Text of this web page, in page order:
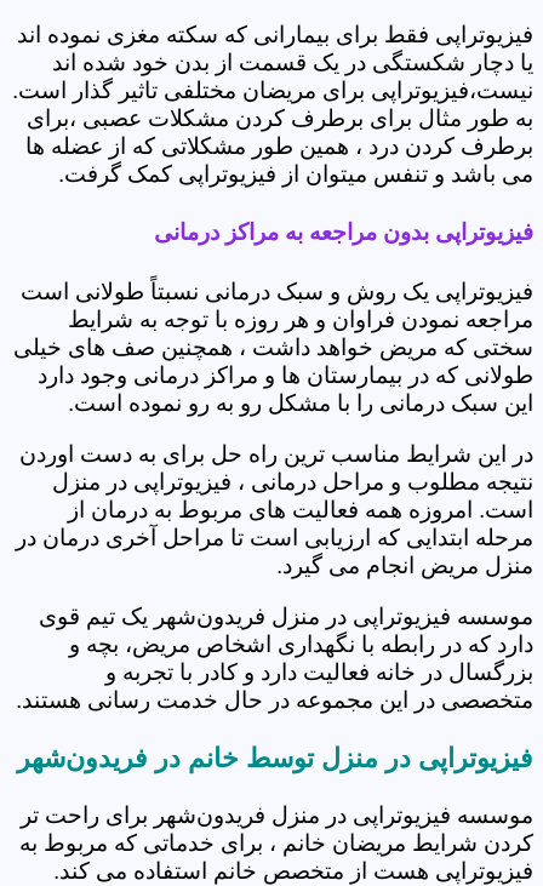
فیزیوتراپی فقط برای بیمارانی که سکته مغزی نموده اند
یا دچار شکستگی در یک قسمت از بدن خود شده اند
نیست،فیزیوتراپی برای مریضان مختلفی تاثیر گذار است.
به طور مثال برای برطرف کردن مشکلات عصبی ،برای
برطرف کردن درد ، همین طور مشکلاتی که از عضله ها
می باشد و تنفس میتوان از فیزیوتراپی کمک گرفت.
فیزیوتراپی بدون مراجعه به مراکز درمانی
فیزیوتراپی یک روش و سبک درمانی نسبتاً طولانی است
مراجعه نمودن فراوان و هر روزه با توجه به شرایط
سختی که مریض خواهد داشت ، همچنین صف های خیلی
طولانی که در بیمارستان ها و مراکز درمانی وجود دارد
این سبک درمانی را با مشکل رو به رو نموده است.
در این شرایط مناسب ترین راه حل برای به دست اوردن
نتیجه مطلوب و مراحل درمانی ، فیزیوتراپی در منزل
است. امروزه همه فعالیت های مربوط به درمان از
مرحله ابتدایی که ارزیابی است تا مراحل آخری درمان در
منزل مریض انجام می گیرد.
موسسه فیزیوتراپی در منزل فریدون‌شهر یک تیم قوی
دارد که در رابطه با نگهداری اشخاص مریض، بچه و
بزرگسال در خانه فعالیت دارد و کادر با تجربه و
متخصصی در این مجموعه در حال خدمت رسانی هستند.
فیزیوتراپی در منزل توسط خانم در فریدون‌شهر
موسسه فیزیوتراپی در منزل فریدون‌شهر برای راحت تر
کردن شرایط مریضان خانم ، برای خدماتی که مربوط به
فیزیوتراپی هست از متخصص خانم استفاده می کند.